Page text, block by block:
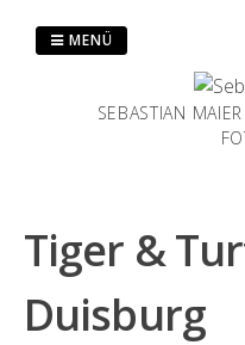
SEBASTIAN
MENÜ
Tiger &
Duisburg